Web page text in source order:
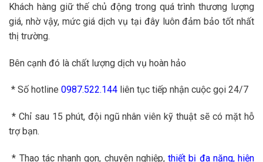
Khách hàng giữ thế chủ động trong quá trình thương lượng
giá, nhờ vậy, mức giá dịch vụ tại đây luôn đảm bảo tốt nhất
thị trường.
Bên cạnh đó là chất lượng dịch vụ hoàn hảo
* Số hotline 0987.522.144 liên tục tiếp nhận cuộc gọi 24/7
* Chỉ sau 15 phút, đội ngũ nhân viên kỹ thuật sẽ có mặt hỗ
trợ bạn.
* Thao tác nhanh gọn, chuyên nghiệp, thiết bị đa năng, hiện